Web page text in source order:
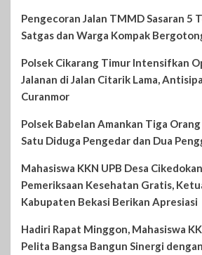
Pengecoran Jalan TMMD Sasaran 5
Satgas dan Warga Kompak
Polsek Cikarang Timur Intensifkan
Jalanan di Jalan Citarik Lama,
Curanmor
Polsek Babelan Amankan Tiga
Satu Diduga Pengedar dan Dua
Mahasiswa KKN UPB Desa
Pemeriksaan Kesehatan Gratis,
Kabupaten Bekasi Berikan Apresiasi
Hadiri Rapat Minggon, Mahasiswa
Pelita Bangsa Bangun Sinergi